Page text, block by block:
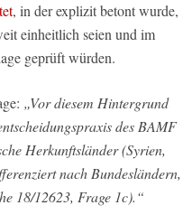
, in der explizit betont wurde,
einheitlich seien und im
geprüft würden.
„Vor diesem Hintergrund
des BAMF
Herkunftsländer (Syrien,
nach Bundesländern,
18/12623, Frage 1c).“